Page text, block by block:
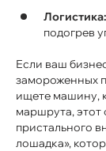
Логистика:
подогрев
Если ваш
замороженных
ищете машину,
маршрута, этот
пристального
лошадка»,